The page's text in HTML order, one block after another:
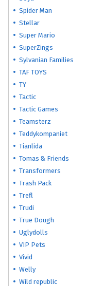
Spider Man
Stellar
Super Mario
SuperZings
Sylvanian Families
TAF TOYS
TY
Tactic
Tactic Games
Teamsterz
Teddykompaniet
Tianlida
Tomas & Friends
Transformers
Trash Pack
Trefl
Trudi
True Dough
Uglydolls
VIP Pets
Vivid
Welly
Wild republic